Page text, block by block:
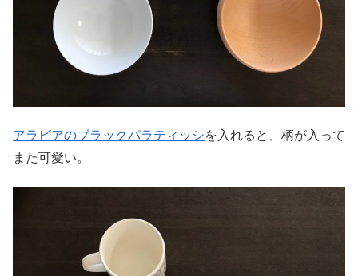
アラビアのブラックパラティッシを入れると、柄が入って
また可愛い。